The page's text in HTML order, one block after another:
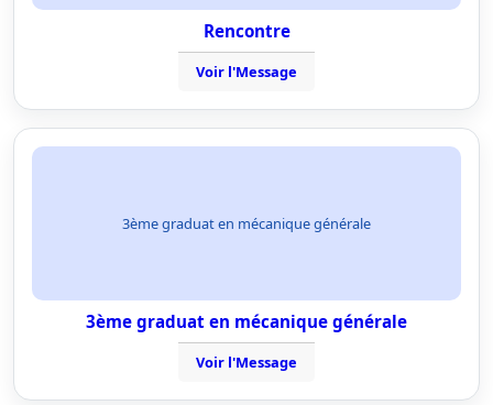
Rencontre
Voir l'Message
3ème graduat en mécanique générale
3ème graduat en mécanique générale
Voir l'Message